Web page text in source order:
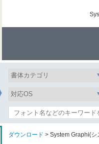
ダウンロード > System Graphi(シ